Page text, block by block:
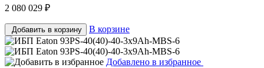
2 080 029 ₽
Добавить в корзину В корзине
Добавлено в избранное